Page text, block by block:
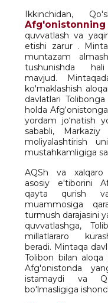
Ikkinchidan,
Afg'onistonning
quvvatlash va
etishi zarur .
muntazam
tushunishda
mavjud.
ko'maklashish
davlatlari
holda
yordam jo‘natish
sababli, Markaziy
moliyalashtirish
mustahkamligiga
AQSh va xalqaro
asosiy e'tiborini
qayta qurish va
muammosiga
turmush darajasini
quvvatlashga,
millatlararo
beradi. Mintaqa
Tolibon bilan
Afg'onistonda
istamaydi va
bo'lmasligiga